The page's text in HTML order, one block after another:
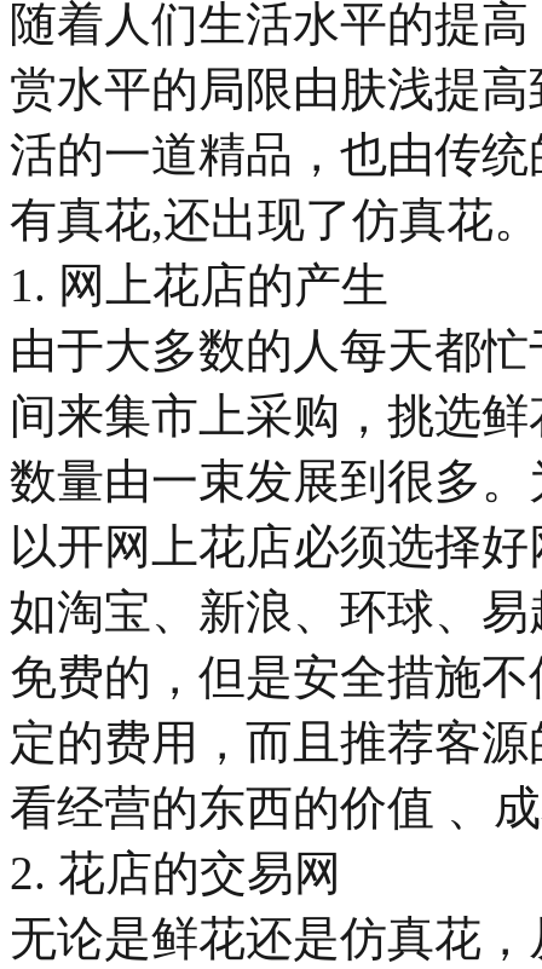
随着人们生活水平的提
赏水平的局限由肤浅提
活的一道精品，也由传
有真花,还出现了仿真花。
1. 网上花店的产生
由于大多数的人每天都
间来集市上采购，挑选
数量由一束发展到很多
以开网上花店必须选择
如淘宝、新浪、环球、
免费的，但是安全措施
定的费用，而且推荐客
看经营的东西的价值 、
2. 花店的交易网
无论是鲜花还是仿真花